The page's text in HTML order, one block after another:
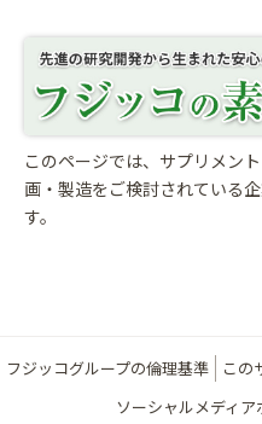
このページでは、サプリメン
画・製造をご検討されている
す。
フジッコグループの倫理基準 この
ソーシャルメディア